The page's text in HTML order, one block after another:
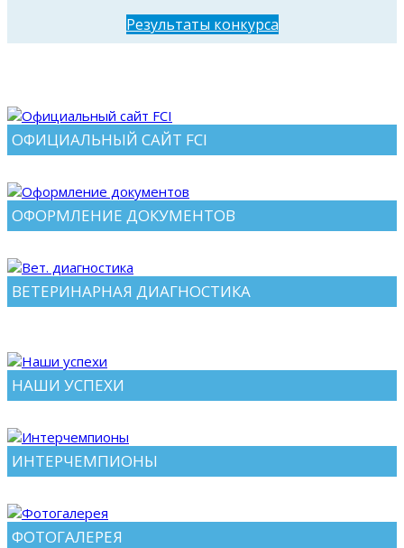
RESERVE CACIBMAYBE TOP RUSSELL
Результаты конкурса
ОФИЦИАЛЬНЫЙ САЙТ FCI
ОФОРМЛЕНИЕ ДОКУМЕНТОВ
ВЕТЕРИНАРНАЯ ДИАГНОСТИКА
НАШИ УСПЕХИ
ИНТЕРЧЕМПИОНЫ
ФОТОГАЛЕРЕЯ